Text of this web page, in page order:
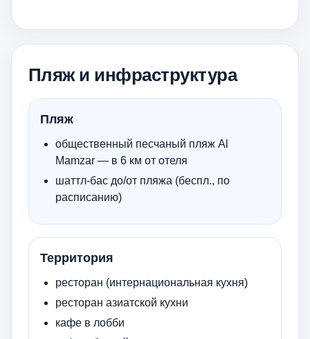
Пляж и инфраструктура
Пляж
общественный песчаный пляж Al
Mamzar — в 6 км от отеля
шаттл-бас до/от пляжа (беспл., по
расписанию)
Территория
ресторан (интернациональная кухня)
ресторан азиатской кухни
кафе в лобби